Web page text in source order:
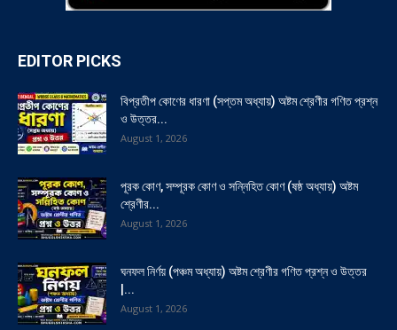
EDITOR PICKS
বিপ্রতীপ কোণের ধারণা (সপ্তম অধ্যায়) অষ্টম শ্রেণীর গণিত প্রশ্ন
ও উত্তর...
August 1, 2026
পূরক কোণ, সম্পূরক কোণ ও সন্নিহিত কোণ (ষষ্ঠ অধ্যায়) অষ্টম
শ্রেণীর...
August 1, 2026
ঘনফল নির্ণয় (পঞ্চম অধ্যায়) অষ্টম শ্রেণীর গণিত প্রশ্ন ও উত্তর
|...
August 1, 2026